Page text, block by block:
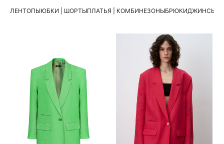
ЛЕНТОПЫЮБКИ | ШОРТЫПЛАТЬЯ | КОМБИНЕЗОНЫБРЮКИДЖИНСЫ